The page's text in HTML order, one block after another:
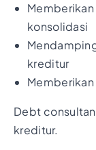
konsolidasi
kreditur
Debt
kreditur.